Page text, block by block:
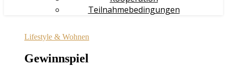
Teilnahmebedingungen
Lifestyle & Wohnen
Gewinnspiel